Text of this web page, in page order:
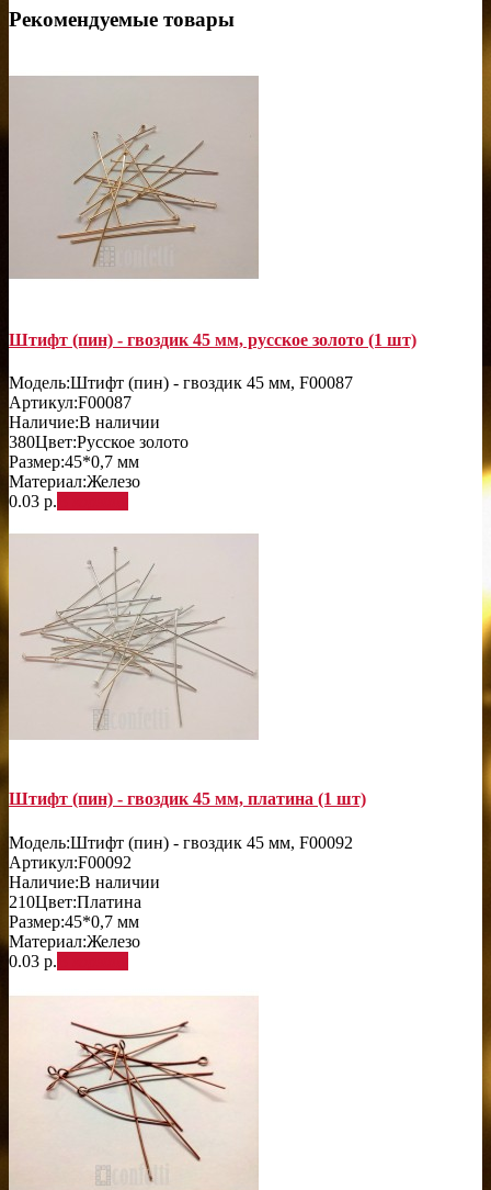
Рекомендуемые товары
Штифт (пин) - гвоздик 45 мм, русское золото (1 шт)
Модель:Штифт (пин) - гвоздик 45 мм, F00087
Артикул:F00087
Наличие:В наличии
380Цвет:Русское золото
Размер:45*0,7 мм
Материал:Железо
0.03 р.
Штифт (пин) - гвоздик 45 мм, платина (1 шт)
Модель:Штифт (пин) - гвоздик 45 мм, F00092
Артикул:F00092
Наличие:В наличии
210Цвет:Платина
Размер:45*0,7 мм
Материал:Железо
0.03 р.